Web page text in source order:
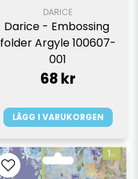
DARICE
Darice - Embossing
folder Argyle 100607-
001
68 kr
LÄGG I VARUKORGEN